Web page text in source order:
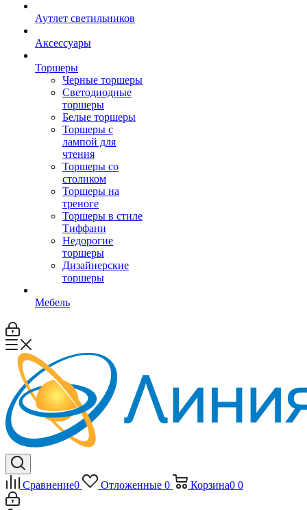
Аутлет светильников
Аксессуары
Торшеры
Черные торшеры
Светодиодные
торшеры
Белые торшеры
Торшеры с
лампой для
чтения
Торшеры со
столиком
Торшеры на
треноге
Торшеры в стиле
Тиффани
Недорогие
торшеры
Дизайнерские
торшеры
Мебель
Сравнение0 Отложенные 0 Корзина0 0